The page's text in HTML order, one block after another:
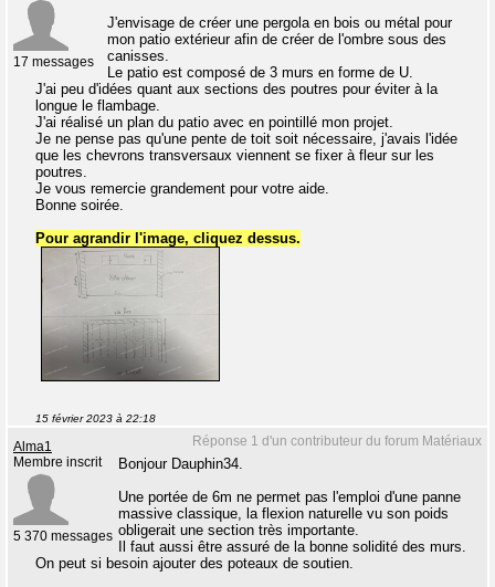
17 messages
J'envisage de créer une pergola en bois ou métal pour
mon patio extérieur afin de créer de l'ombre sous des
canisses.
Le patio est composé de 3 murs en forme de U.
J'ai peu d'idées quant aux sections des poutres pour éviter à la
longue le flambage.
J'ai réalisé un plan du patio avec en pointillé mon projet.
Je ne pense pas qu'une pente de toit soit nécessaire, j'avais l'idée
que les chevrons transversaux viennent se fixer à fleur sur les
poutres.
Je vous remercie grandement pour votre aide.
Bonne soirée.
Pour agrandir l'image, cliquez dessus.
15 février 2023 à 22:18
Réponse 1 d'un contributeur du forum Matériaux
Alma1
Membre inscrit
5 370 messages
Bonjour Dauphin34.
Une portée de 6m ne permet pas l'emploi d'une panne
massive classique, la flexion naturelle vu son poids
obligerait une section très importante.
Il faut aussi être assuré de la bonne solidité des murs.
On peut si besoin ajouter des poteaux de soutien.